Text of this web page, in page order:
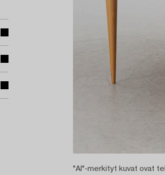
"AI"-merkityt kuvat ovat